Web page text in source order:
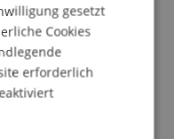
April 2015 wird
kommt nach
Programm.
gesetzt
Cookies
erforderlich